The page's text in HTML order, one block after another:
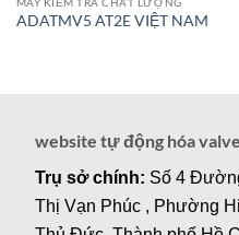
ADATMV5 AT2E VIỆT NAM
website tự động hóa
Trụ sở chính: Số 4
Thị Vạn Phúc , Phường